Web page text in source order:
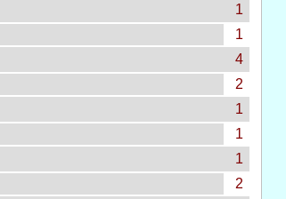
1
1
4
2
1
1
1
2